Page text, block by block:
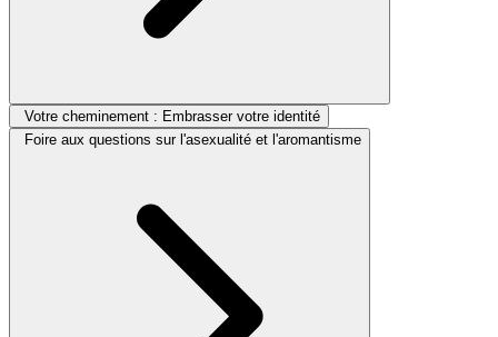
Votre cheminement : Embrasser votre identité
Foire aux questions sur l'asexualité et l'aromantisme